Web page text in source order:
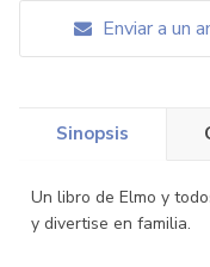
Enviar a un
Sinopsis
Un libro de Elmo y
y divertise en familia.